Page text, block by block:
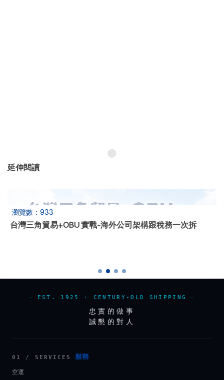
延伸閱讀
瀏覽數：933
台灣三角貿易+OBU 實戰-海外公司架構跟稅務一次拆
EST. 1925 · CENTURY-OLD SHIPPING
忠實的做事
誠懇的對人
01 / SERVICES 服務
空運